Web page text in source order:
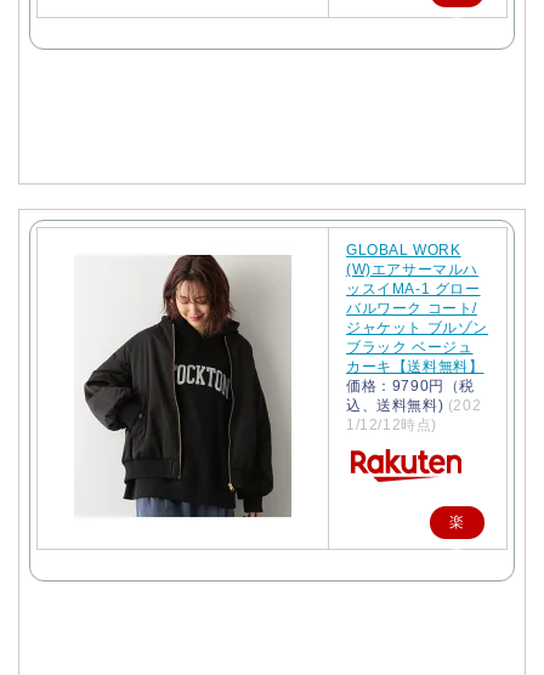
天
GLOBAL WORK
(W)エアサーマルハ
ッスイMA-1 グロー
バルワーク コート/
ジャケット ブルゾン
ブラック ベージュ
カーキ【送料無料】
価格：9790円（税
込、送料無料) (202
1/12/12時点)
楽
天